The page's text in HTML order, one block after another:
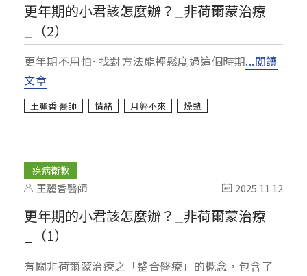
更年期的小君該怎麼辦？_非荷爾蒙治療
_（2）
更年期不用怕~找對方法能輕鬆度過這個時期...閱讀
文章
王麗香 醫師 情緒 月經不來 燥熱
疾病衛教
王麗香醫師 2025.11.12
更年期的小君該怎麼辦？_非荷爾蒙治療
_（1）
有關非荷爾蒙治療之「整合醫療」的概念，包含了